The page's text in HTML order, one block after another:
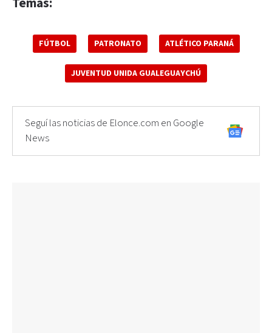
Temas:
FÚTBOL PATRONATO ATLÉTICO PARANÁ
JUVENTUD UNIDA GUALEGUAYCHÚ
Seguí las noticias de Elonce.com en Google
News